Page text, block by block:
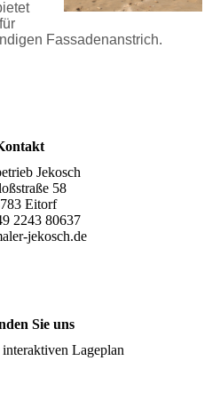
Fassadenanstrich.
Jekosch
58
Eitorf
2243 80637
jekosch.de
Sie uns
Lageplan